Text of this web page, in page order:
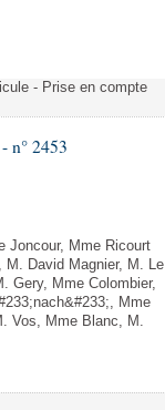
- Prise en compte
n° 2453
Joncour, Mme Ricourt
M. David Magnier, M. Le
Gery, Mme Colombier,
Mme
Vos, Mme Blanc, M.